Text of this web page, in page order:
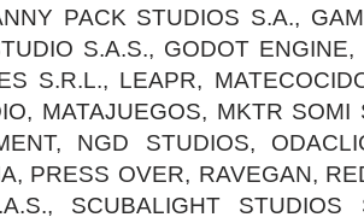
PACK STUDIOS S.A.,
S.A.S., GODOT
S.R.L., LEAPR,
MATAJUEGOS, MKTR SOMI
NGD STUDIOS,
PRESS OVER, RAVEGAN,
SCUBALIGHT